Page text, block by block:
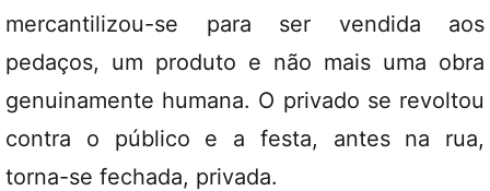
mercantilizou-se para ser vendida aos
pedaços, um produto e não mais uma obra
genuinamente humana. O privado se revoltou
contra o público e a festa, antes na rua,
torna-se fechada, privada.